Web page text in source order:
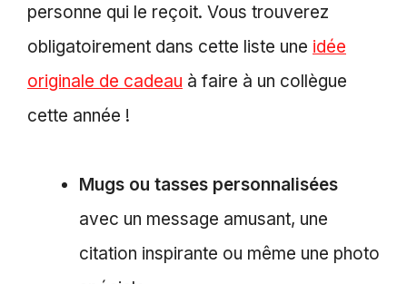
personne qui le reçoit. Vous trouverez
obligatoirement dans cette liste une idée
originale de cadeau à faire à un collègue
cette année !
Mugs ou tasses personnalisées
avec un message amusant, une
citation inspirante ou même une photo